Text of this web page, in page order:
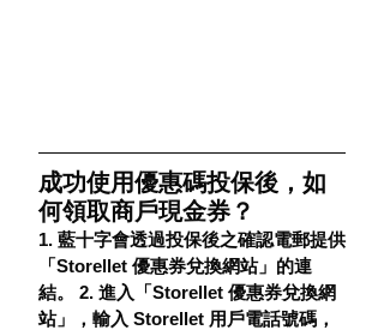
成功使用優惠碼投保後，如
何領取商戶現金券？
1. 藍十字會透過投保後之確認電郵提供
「Storellet 優惠券兌換網站」的連
結。 2. 進入「Storellet 優惠券兌換網
站」，輸入 Storellet 用戶電話號碼，